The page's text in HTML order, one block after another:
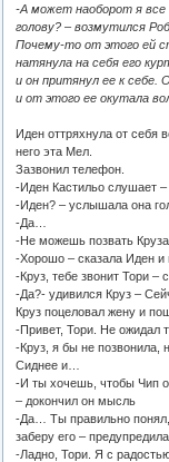
-А может наоборот я все
голову? – возмутился
Почему-то от этого ей
натянула на себя его
и он притянул ее к себе.
и от этого ее окутала
Иден оттряхнула от себя
него эта Мел.
Зазвонил телефон.
-Иден Кастильо слушает –
-Иден? – услышала она
-Да…
-Не можешь позвать
-Хорошо – сказала Иден и
-Круз, тебе звонит Тори –
-Да?- удивился Круз –
Круз поцеловал жену и
-Привет, Тори. Не ожидал
-Круз, я бы не позвонила,
Сиднее и…
-И ты хочешь, чтобы Чип
– докончил он мысль
-Да… Ты правильно понял,
заберу его –
-Ладно, Тори. Я с